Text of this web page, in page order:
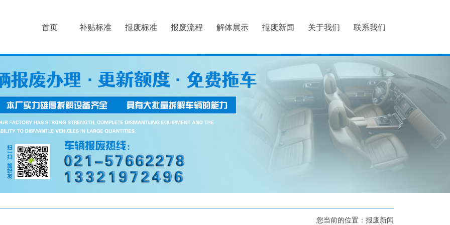
首页 补贴标准 报废标准 报废流程 解体展示 报废新闻 关于我们 联系我们
您当前的位置： 报废新闻